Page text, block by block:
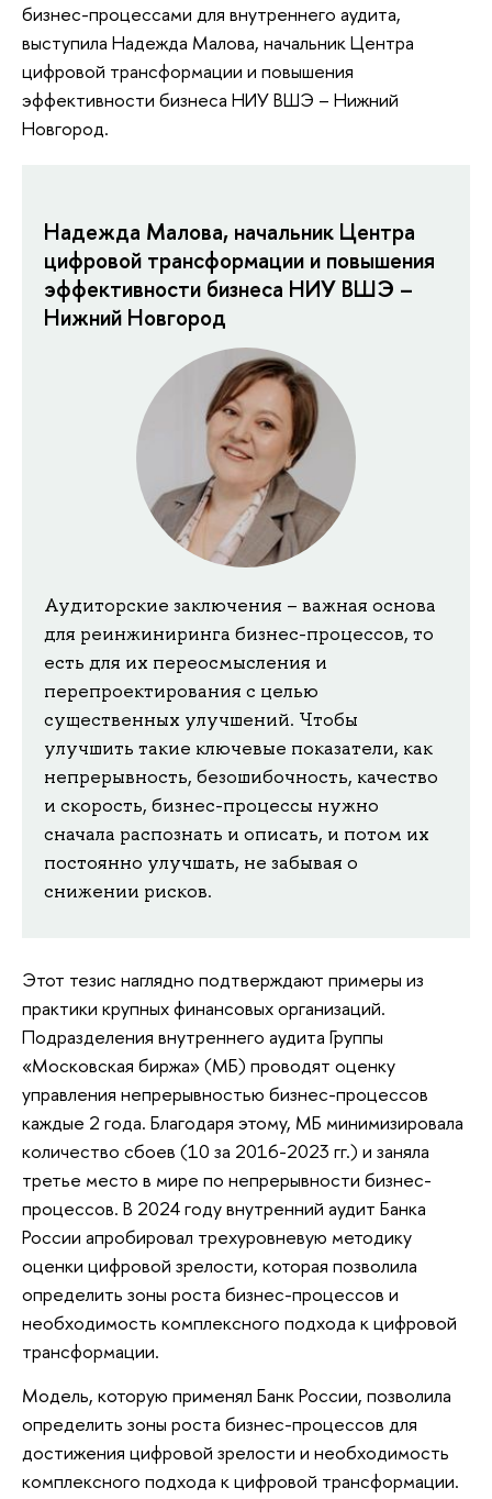
бизнес-процессами для внутреннего аудита,
выступила Надежда Малова, начальник Центра
цифровой трансформации и повышения
эффективности бизнеса НИУ ВШЭ – Нижний
Новгород.
Надежда Малова, начальник Центра
цифровой трансформации и повышения
эффективности бизнеса НИУ ВШЭ –
Нижний Новгород
Аудиторские заключения – важная основа
для реинжиниринга бизнес-процессов, то
есть для их переосмысления и
перепроектирования с целью
существенных улучшений. Чтобы
улучшить такие ключевые показатели, как
непрерывность, безошибочность, качество
и скорость, бизнес-процессы нужно
сначала распознать и описать, и потом их
постоянно улучшать, не забывая о
снижении рисков.
Этот тезис наглядно подтверждают примеры из
практики крупных финансовых организаций.
Подразделения внутреннего аудита Группы
«Московская биржа» (МБ) проводят оценку
управления непрерывностью бизнес-процессов
каждые 2 года. Благодаря этому, МБ минимизировала
количество сбоев (10 за 2016-2023 гг.) и заняла
третье место в мире по непрерывности бизнес-
процессов. В 2024 году внутренний аудит Банка
России апробировал трехуровневую методику
оценки цифровой зрелости, которая позволила
определить зоны роста бизнес-процессов и
необходимость комплексного подхода к цифровой
трансформации.
Модель, которую применял Банк России, позволила
определить зоны роста бизнес-процессов для
достижения цифровой зрелости и необходимость
комплексного подхода к цифровой трансформации.